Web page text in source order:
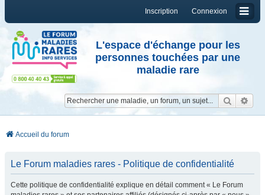
Connexion
Inscription
L'espace d'échange pour les
personnes touchées par une
maladie rare
Accueil du forum
Le Forum maladies rares - Politique de confidentialité
Cette politique de confidentialité explique en détail comment « Le Forum